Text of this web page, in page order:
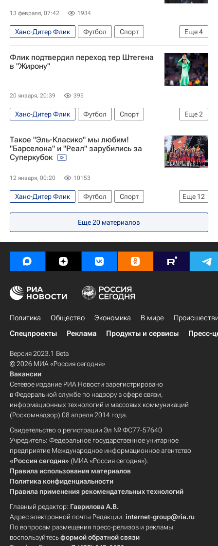
13 февраля, 07:42 1934
Еще4
Ханс-Дитер Флик Футбол
Спорт
Испания
Кубок Испании
Атлетико (Мадрид)
Барселона
Флик подтвердил переход тер Штегена
в "Жирону"
20 января, 20:39 395
Еще2
Ханс-Дитер Флик Футбол
Спорт
Испания
Германия
Такое "Эль-Класико" мы любим!
"Барселона" и "Реал" зарубились за
Суперкубок
12 января, 00:20 10153
Еще 12
Ханс-Дитер Флик Футбол
Спорт
Авторы РИА Новости Спорт
Материалы РИА Спорт
Спорт — видео
Реал Мадрид
Барселона
Суперкубок Испании
Тибо Куртуа
Хаби Алонсо
Килиан Мбаппе
Рафинья (1996)
Ламин Ямаль
Роберт Левандовский
Еще20 материалов
Политика Общество Экономика В мире
Спецпроекты
Реклама Продукты и сервисы Пресс-
Версия 2023.1 Beta
© 2026 МИА «Россия сегодня»
Вакансии
Сетевое издание РИА Новости зарегистрировано
в Федеральной службе по надзору в сфере связи,
информационных технологий и массовых коммуникаций
(Роскомнадзор) 08 апреля 2014 года.
Свидетельство о регистрации Эл № ФС77-57640
Учредитель: Федеральное государственное унитарное
предприятие Международное информационное агентство
«Россия сегодня» (МИА «Россия сегодня»).
Правила использования материалов
Политика конфиденциальности
Правила применения рекомендательных технологий
Главный редактор: Гаврилова А.В.
Адрес электронной почты Редакции: internet-group@ria.ru
По вопросам размещения пресс-релизов и рекламы
воспользуйтесьформой обратной связи